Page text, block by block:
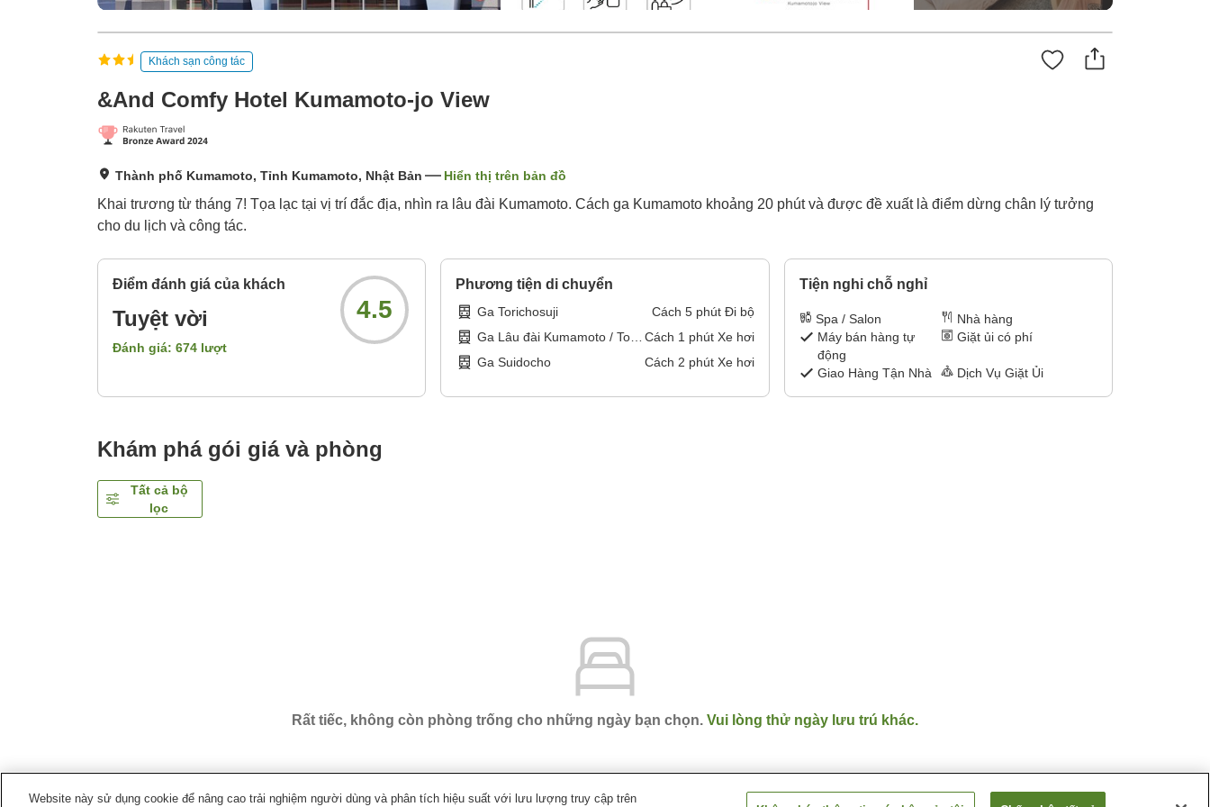
Khách sạn công tác
&And Comfy Hotel Kumamoto-jo View
Thành phố Kumamoto, Tỉnh Kumamoto, Nhật Bản Hiển thị trên bản đồ
Khai trương từ tháng 7! Tọa lạc tại vị trí đắc địa, nhìn ra lâu đài Kumamoto. Cách ga Kumamoto khoảng 20 phút và được đề xuất là điểm dừng chân lý tưởng
cho du lịch và công tác.
Điểm đánh giá của khách
Tuyệt vời
Đánh giá: 674 lượt
4.5
Phương tiện di chuyển
Ga Torichosuji Cách 5phút Đi bộ
Ga Lâu đài Kumamoto / Toà
thị chính
Cách 1 phút Xe hơi
Ga Suidocho
Cách 2 phút Xe hơi
Tiện nghi chỗ nghỉ
Spa / Salon
Nhà hàng
Máy bán hàng tự
động
Giặt ủi có phí
Giao Hàng Tận Nhà Dịch Vụ Giặt Ủi
Khám phá gói giá và phòng
Tất cả bộ
lọc
Rất tiếc, không còn phòng trống cho những ngày bạn chọn. Vui lòng thử ngày lưu trú khác.
Website này sử dụng cookie để nâng cao trải nghiệm người dùng và phân tích hiệu suất với lưu lượng truy cập trên